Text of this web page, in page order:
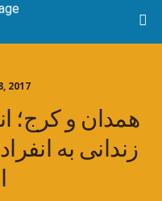
2017
همدان و کرج؛
زندانی به